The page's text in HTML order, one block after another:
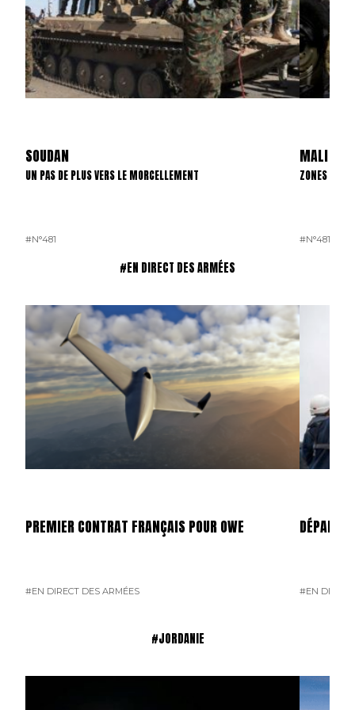
SOUDAN
UN PAS DE PLUS VERS LE MORCELLEMENT
#N°481
MALI
ZONES
#N°481
#EN DIRECT DES ARMÉES
PREMIER CONTRAT FRANÇAIS POUR OWE
#EN DIRECT DES ARMÉES
DÉPART
#EN
#JORDANIE